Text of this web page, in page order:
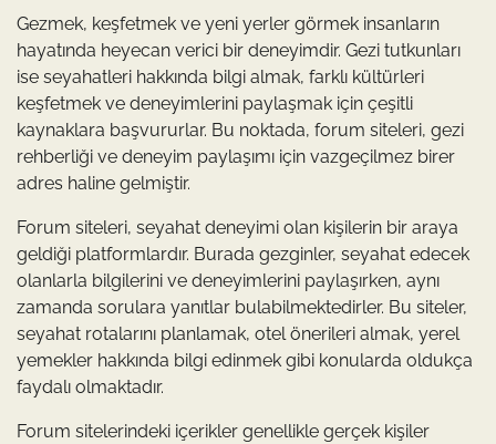
Gezmek, keşfetmek ve yeni yerler görmek insanların
hayatında heyecan verici bir deneyimdir. Gezi tutkunları
ise seyahatleri hakkında bilgi almak, farklı kültürleri
keşfetmek ve deneyimlerini paylaşmak için çeşitli
kaynaklara başvururlar. Bu noktada, forum siteleri, gezi
rehberliği ve deneyim paylaşımı için vazgeçilmez birer
adres haline gelmiştir.
Forum siteleri, seyahat deneyimi olan kişilerin bir araya
geldiği platformlardır. Burada gezginler, seyahat edecek
olanlarla bilgilerini ve deneyimlerini paylaşırken, aynı
zamanda sorulara yanıtlar bulabilmektedirler. Bu siteler,
seyahat rotalarını planlamak, otel önerileri almak, yerel
yemekler hakkında bilgi edinmek gibi konularda oldukça
faydalı olmaktadır.
Forum sitelerindeki içerikler genellikle gerçek kişiler